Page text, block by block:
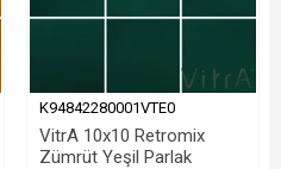
K94842280001VTE0
VitrA 10x10 Retromix
Zümrüt Yeşil Parlak